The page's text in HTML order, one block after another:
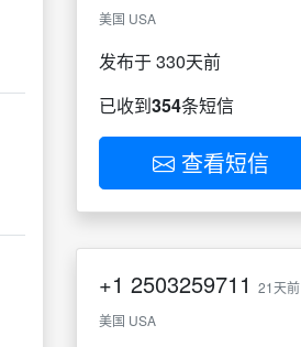
美国 USA
发布于 330天前
已收到354条短信
查看短信
+1 2503259711 21天前
美国 USA